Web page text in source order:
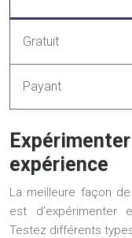
Gratuit
Payant
expérience
La meilleure façon
est d’expérimenter
Testez différents